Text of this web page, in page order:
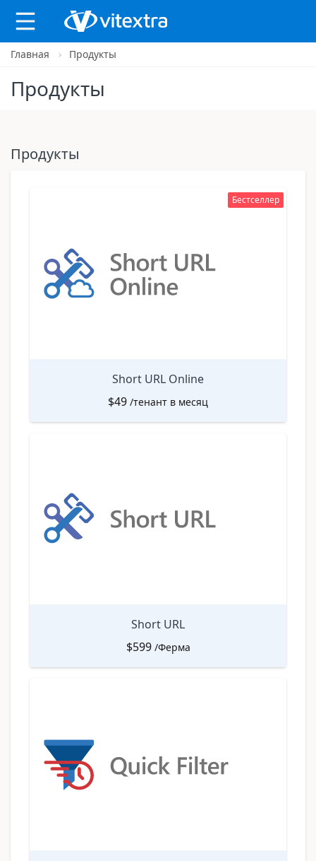
Главная Продукты
Продукты
Продукты
Бестселлер
Short URL Online
$49 /тенант в месяц
Short URL
$599 /Ферма